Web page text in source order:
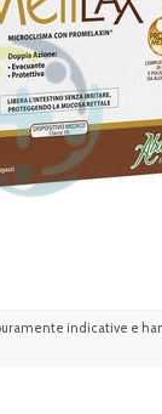
indicative e